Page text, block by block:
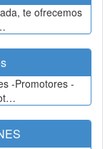
te ofrecemos
-Promotores -